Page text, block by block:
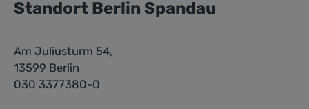
Standort Berlin Spandau
Am Juliusturm 54,
13599 Berlin
030 3377380-0